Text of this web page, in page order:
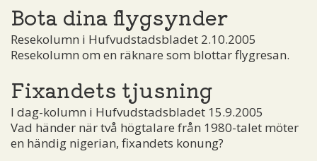
Bota dina flygsynder
Resekolumn i Hufvudstadsbladet 2.10.2005
Resekolumn om en räknare som blottar flygresan.
Fixandets tjusning
I dag-kolumn i Hufvudstadsbladet 15.9.2005
Vad händer när två högtalare från 1980-talet möter
en händig nigerian, fixandets konung?